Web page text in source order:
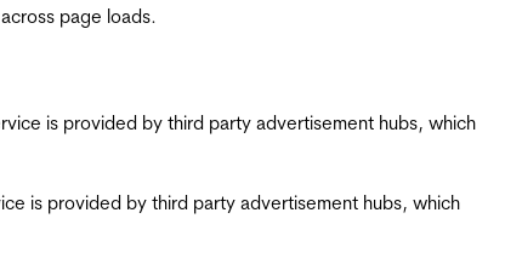
page loads.
is provided by third party advertisement hubs, which
is provided by third party advertisement hubs, which